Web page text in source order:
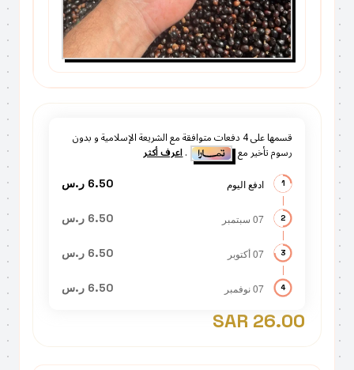
قسمها على4 دفعات متوافقة مع الشريعة الإسلامية و بدون
رسوم تأخير مع .اعرف أكثر
1
2
3
4
ادفع اليوم 6.50 ر.س
07 سبتمبر 6.50 ر.س
07 أكتوبر 6.50 ر.س
07 نوفمبر 6.50 ر.س
26.00 SAR